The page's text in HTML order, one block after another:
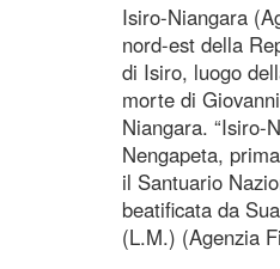
Isiro-Niangara
nord-est della
di Isiro, luogo
morte di
Niangara. “Isiro-
Nengapeta,
il Santuario
beatificata da
(L.M.) (Agenzia